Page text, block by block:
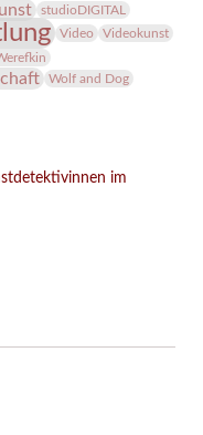
studioDIGITAL
Video
Videokunst
Wolf and Dog
im